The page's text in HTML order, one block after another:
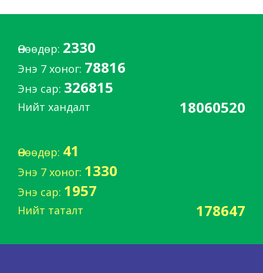
Өнөөдөр: 2330
Энэ 7 хоног: 78816
Энэ сар: 326815
Нийт хандалт 18060520
Өнөөдөр: 41
Энэ 7 хоног: 1330
Энэ сар: 1957
Нийт таталт 178647